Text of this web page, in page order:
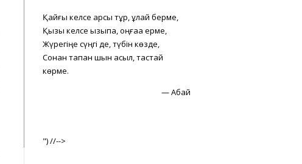
Қайғы келсе қарсы тұр, құлай берме,
Қызық келсе қызықпа, оңғаққа ерме,
Жүрегіңе сүңгі де, түбін көзде,
Сонан тапқан шын асыл, тастай
көрме.
—Абай
") //-->